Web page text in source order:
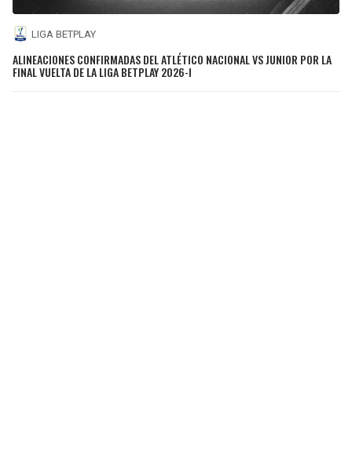
LIGA BETPLAY
ALINEACIONES CONFIRMADAS DEL ATLÉTICO NACIONAL VS JUNIOR POR LA
FINAL VUELTA DE LA LIGA BETPLAY 2026-I